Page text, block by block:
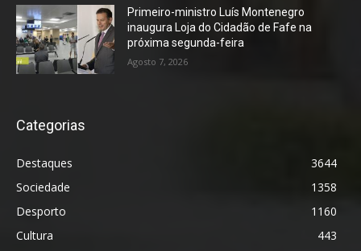
Primeiro-ministro Luís Montenegro
inaugura Loja do Cidadão de Fafe na
próxima segunda-feira
Agosto 7, 2026
Categorias
Destaques
3644
Sociedade
1358
Desporto
1160
Cultura
443